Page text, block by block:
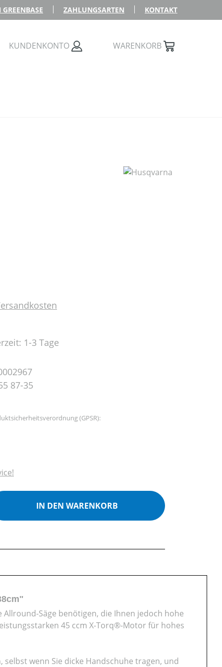
ZAHLUNGSARTEN KONTAKT
KUNDENKONTO WARENKORB
1-3 Tage
87-35
(GPSR):
den gewünschten Wert ein oder
IN DEN WARENKORB
Säge benötigen, die Ihnen jedoch hohe
45 ccm X-Torq®-Motor für hohes
wenn Sie dicke Handschuhe tragen, und